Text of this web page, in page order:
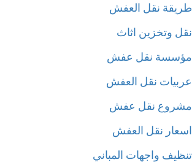
نقل العفش
وتخزين اثاث
نقل عفش
نقل العفش
نقل عفش
نقل العفش
واجهات المباني